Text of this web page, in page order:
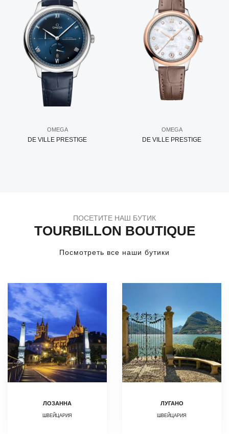
OMEGA
DE VILLE PRESTIGE
OMEGA
DE VILLE PRESTIGE
ПОСЕТИТЕ НАШ БУТИК
TOURBILLON BOUTIQUE
Посмотреть все наши бутики
ЛОЗАННА
ШВЕЙЦАРИЯ
ЛУГАНО
ШВЕЙЦАРИЯ